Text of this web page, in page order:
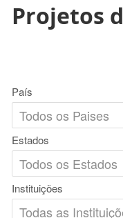
Projetos
País
Estados
Instituições